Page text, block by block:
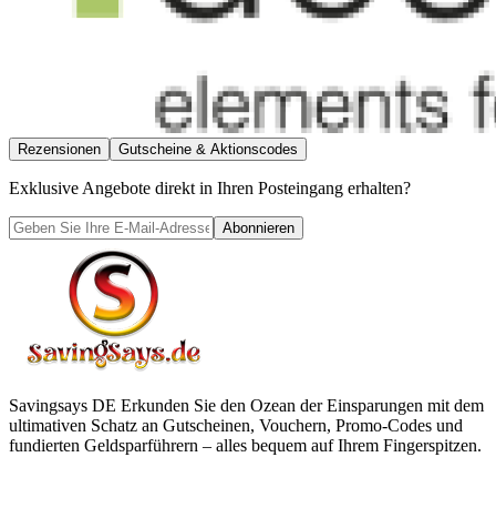
Rezensionen Gutscheine & Aktionscodes
Exklusive Angebote direkt in Ihren Posteingang erhalten?
Abonnieren
Savingsays DE Erkunden Sie den Ozean der Einsparungen mit dem
ultimativen Schatz an Gutscheinen, Vouchern, Promo-Codes und
fundierten Geldsparführern – alles bequem auf Ihrem Fingerspitzen.